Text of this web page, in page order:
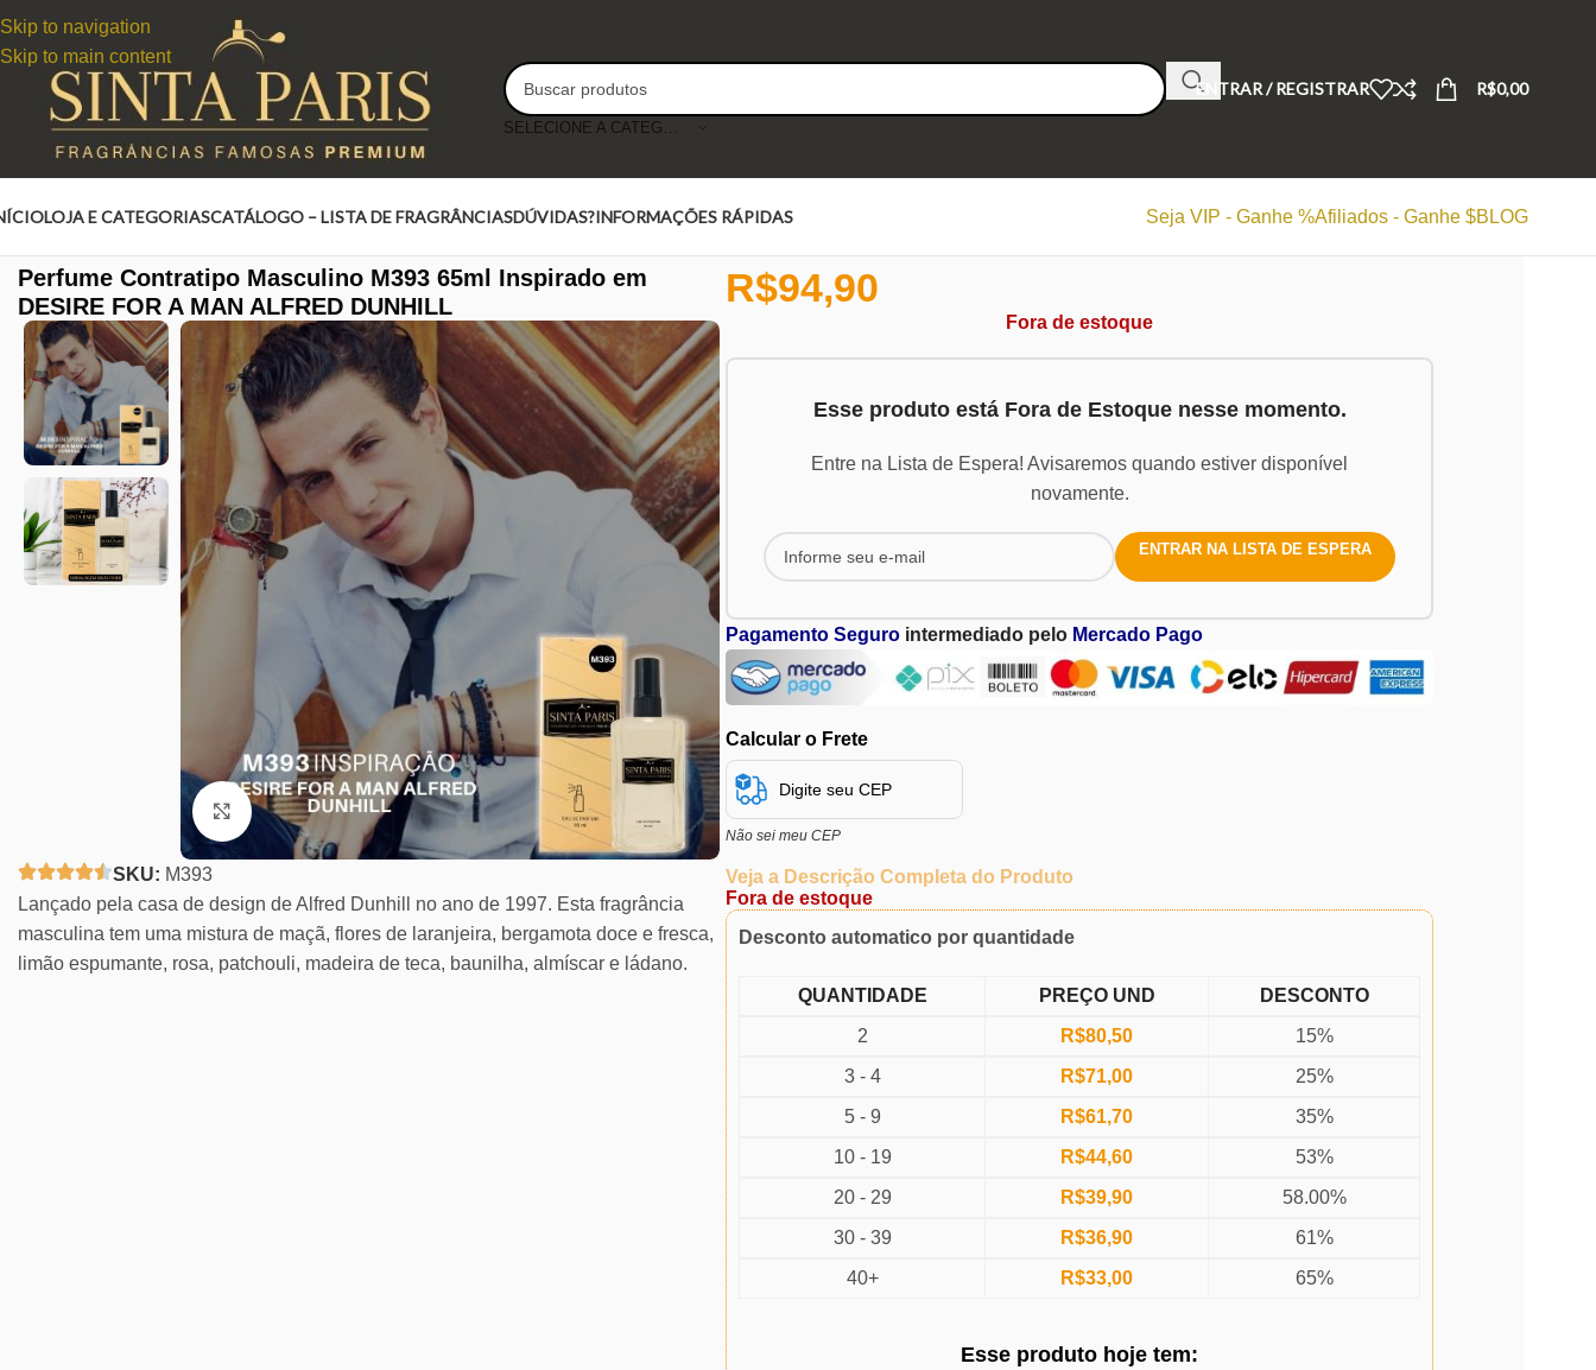
Skip to navigation
Skip to main content
SELECIONE A CATEGORIA
ENTRAR / REGISTRAR R$0,00
LOJA E CATEGORIASCATÁLOGO – LISTA DE FRAGRÂNCIASDÚVIDAS?INFORMAÇÕES RÁPIDAS Seja VIP - Ganhe %Afiliados - Ganhe $BLOG
Perfume Contratipo Masculino M393 65ml Inspirado em
DESIRE FOR A MAN ALFRED DUNHILL
Clique para ampliar
SKU: M393
Lançado pela casa de design de Alfred Dunhill no ano de 1997. Esta fragrância
masculina tem uma mistura de maçã, flores de laranjeira, bergamota doce e fresca,
limão espumante, rosa, patchouli, madeira de teca, baunilha, almíscar e ládano.
R$94,90
Fora de estoque
Esse produto está Fora de Estoque nesse momento.
Entre na Lista de Espera! Avisaremos quando estiver disponível
novamente.
ENTRAR NA LISTA DE ESPERA
Pagamento Seguro intermediado pelo Mercado Pago
Calcular o Frete
Não sei meu CEP
Veja a Descrição Completa do Produto
Fora de estoque
Desconto automatico por quantidade
QUANTIDADE PREÇO UND
DESCONTO
2
R$80,50
15%
3 - 4
R$71,00
25%
5 - 9
R$61,70
35%
10 - 19
R$44,60
53%
20 - 29
R$39,90
58.00%
30 - 39
R$36,90
61%
40+
R$33,00 65%
Esse produto hoje tem: